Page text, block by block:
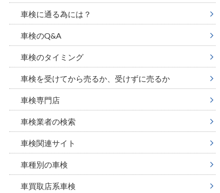
車検に通る為には？
車検のQ&A
車検のタイミング
車検を受けてから売るか、受けずに売るか
車検専門店
車検業者の検索
車検関連サイト
車種別の車検
車買取店系車検